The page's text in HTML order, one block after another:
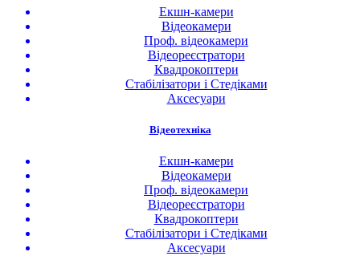
Екшн-камери
Відеокамери
Проф. відеокамери
Відеореєстратори
Квадрокоптери
Стабілізатори і Стедіками
Аксесуари
Відеотехніка
Екшн-камери
Відеокамери
Проф. відеокамери
Відеореєстратори
Квадрокоптери
Стабілізатори і Стедіками
Аксесуари